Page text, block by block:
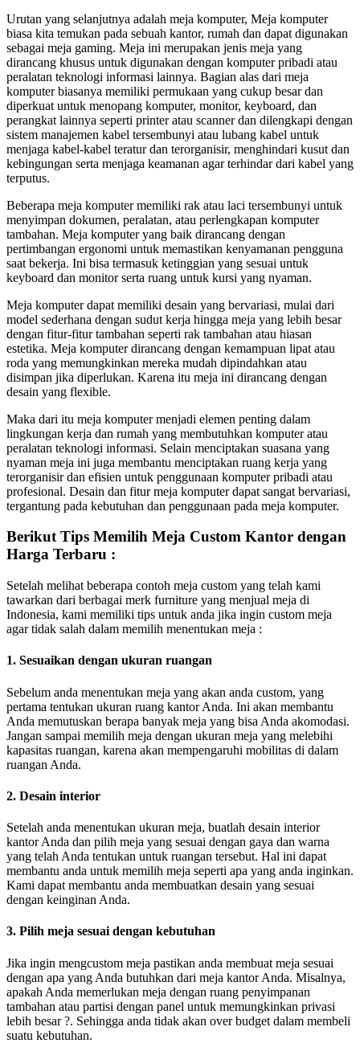
Urutan yang selanjutnya adalah meja komputer, Meja komputer
biasa kita temukan pada sebuah kantor, rumah dan dapat digunakan
sebagai meja gaming. Meja ini merupakan jenis meja yang
dirancang khusus untuk digunakan dengan komputer pribadi atau
peralatan teknologi informasi lainnya. Bagian alas dari meja
komputer biasanya memiliki permukaan yang cukup besar dan
diperkuat untuk menopang komputer, monitor, keyboard, dan
perangkat lainnya seperti printer atau scanner dan dilengkapi dengan
sistem manajemen kabel tersembunyi atau lubang kabel untuk
menjaga kabel-kabel teratur dan terorganisir, menghindari kusut dan
kebingungan serta menjaga keamanan agar terhindar dari kabel yang
terputus.
Beberapa meja komputer memiliki rak atau laci tersembunyi untuk
menyimpan dokumen, peralatan, atau perlengkapan komputer
tambahan. Meja komputer yang baik dirancang dengan
pertimbangan ergonomi untuk memastikan kenyamanan pengguna
saat bekerja. Ini bisa termasuk ketinggian yang sesuai untuk
keyboard dan monitor serta ruang untuk kursi yang nyaman.
Meja komputer dapat memiliki desain yang bervariasi, mulai dari
model sederhana dengan sudut kerja hingga meja yang lebih besar
dengan fitur-fitur tambahan seperti rak tambahan atau hiasan
estetika. Meja komputer dirancang dengan kemampuan lipat atau
roda yang memungkinkan mereka mudah dipindahkan atau
disimpan jika diperlukan. Karena itu meja ini dirancang dengan
desain yang flexible.
Maka dari itu meja komputer menjadi elemen penting dalam
lingkungan kerja dan rumah yang membutuhkan komputer atau
peralatan teknologi informasi. Selain menciptakan suasana yang
nyaman meja ini juga membantu menciptakan ruang kerja yang
terorganisir dan efisien untuk penggunaan komputer pribadi atau
profesional. Desain dan fitur meja komputer dapat sangat bervariasi,
tergantung pada kebutuhan dan penggunaan pada meja komputer.
Berikut Tips Memilih Meja Custom Kantor dengan
Harga Terbaru :
Setelah melihat beberapa contoh meja custom yang telah kami
tawarkan dari berbagai merk furniture yang menjual meja di
Indonesia, kami memiliki tips untuk anda jika ingin custom meja
agar tidak salah dalam memilih menentukan meja :
1. Sesuaikan dengan ukuran ruangan
Sebelum anda menentukan meja yang akan anda custom, yang
pertama tentukan ukuran ruang kantor Anda. Ini akan membantu
Anda memutuskan berapa banyak meja yang bisa Anda akomodasi.
Jangan sampai memilih meja dengan ukuran meja yang melebihi
kapasitas ruangan, karena akan mempengaruhi mobilitas di dalam
ruangan Anda.
2. Desain interior
Setelah anda menentukan ukuran meja, buatlah desain interior
kantor Anda dan pilih meja yang sesuai dengan gaya dan warna
yang telah Anda tentukan untuk ruangan tersebut. Hal ini dapat
membantu anda untuk memilih meja seperti apa yang anda inginkan.
Kami dapat membantu anda membuatkan desain yang sesuai
dengan keinginan Anda.
3. Pilih meja sesuai dengan kebutuhan
Jika ingin mengcustom meja pastikan anda membuat meja sesuai
dengan apa yang Anda butuhkan dari meja kantor Anda. Misalnya,
apakah Anda memerlukan meja dengan ruang penyimpanan
tambahan atau partisi dengan panel untuk memungkinkan privasi
lebih besar ?. Sehingga anda tidak akan over budget dalam membeli
suatu kebutuhan.